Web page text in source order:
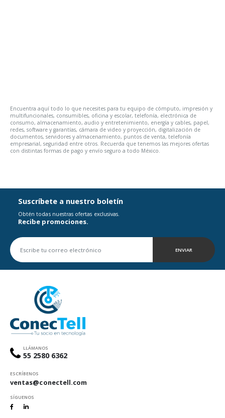
Encuentra aquí todo lo que necesites para tu equipo de cómputo, impresión y
multifuncionales, consumibles, oficina y escolar, telefonía, electrónica de
consumo, almacenamiento, audio y entretenimiento, energía y cables, papel,
redes, software y garantías, cámara de video y proyección, digitalización de
documentos, servidores y almacenamiento, puntos de venta, telefonía
empresarial, seguridad entre otros. Recuerda que tenemos las mejores ofertas
con distintas formas de pago y envío seguro a todo México.
Suscríbete a nuestro boletín
Obtén todas nuestras ofertas exclusivas.
Recibe promociones.
ENVIAR
LLÁMANOS
55 2580 6362
ESCRÍBENOS
ventas@conectell.com
SÍGUENOS